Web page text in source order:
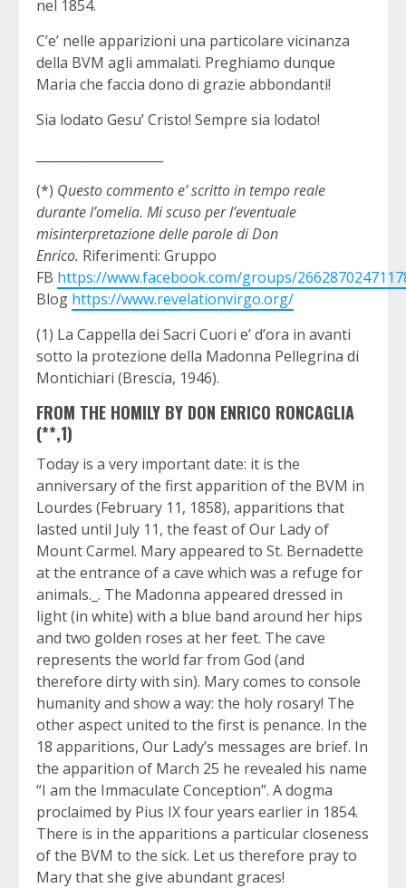
nel 1854.
C’e’ nelle apparizioni una particolare vicinanza
della BVM agli ammalati. Preghiamo dunque
Maria che faccia dono di grazie abbondanti!
Sia lodato Gesu’ Cristo! Sempre sia lodato!
(*) Questo commento e’ scritto in tempo reale
durante l’omelia. Mi scuso per l’eventuale
misinterpretazione delle parole di Don
Enrico. Riferimenti: Gruppo
FB https://www.facebook.com/groups/
Blog https://www.revelationvirgo.org/
(1) La Cappella dei Sacri Cuori e’ d’ora in avanti
sotto la protezione della Madonna Pellegrina di
Montichiari (Brescia, 1946).
FROM THE HOMILY BY DON ENRICO RONCAGLIA
(**,1)
Today is a very important date: it is the
anniversary of the first apparition of the BVM in
Lourdes (February 11, 1858), apparitions that
lasted until July 11, the feast of Our Lady of
Mount Carmel. Mary appeared to St. Bernadette
at the entrance of a cave which was a refuge for
animals._. The Madonna appeared dressed in
light (in white) with a blue band around her hips
and two golden roses at her feet. The cave
represents the world far from God (and
therefore dirty with sin). Mary comes to console
humanity and show a way: the holy rosary! The
other aspect united to the first is penance. In the
18 apparitions, Our Lady’s messages are brief. In
the apparition of March 25 he revealed his name
“I am the Immaculate Conception”. A dogma
proclaimed by Pius IX four years earlier in 1854.
There is in the apparitions a particular closeness
of the BVM to the sick. Let us therefore pray to
Mary that she give abundant graces!